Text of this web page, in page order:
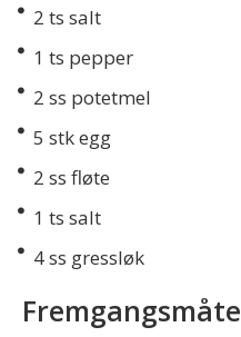
2 ts salt
1 ts pepper
2 ss potetmel
5 stk egg
2 ss fløte
1 ts salt
4ss gressløk
Fremgangsmåte